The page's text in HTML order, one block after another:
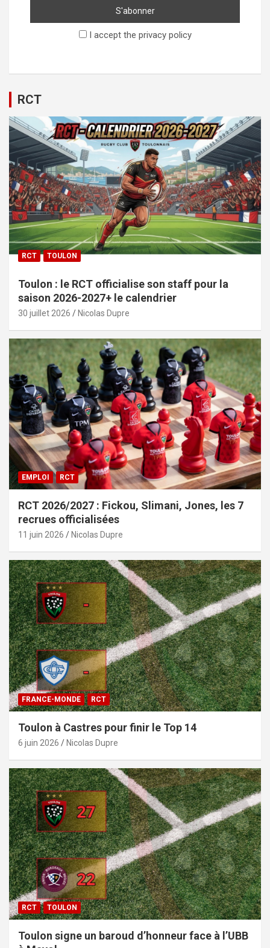
I accept the privacy policy
RCT
RCT TOULON
Toulon : le RCT officialise son staff pour la
saison 2026-2027+ le calendrier
30 juillet 2026 Nicolas Dupre
EMPLOI RCT
RCT 2026/2027 : Fickou, Slimani, Jones, les 7
recrues officialisées
11 juin 2026 Nicolas Dupre
FRANCE-MONDE RCT
Toulon à Castres pour finir le Top 14
6 juin 2026 Nicolas Dupre
RCT TOULON
Toulon signe un baroud d’honneur face à l’UBB